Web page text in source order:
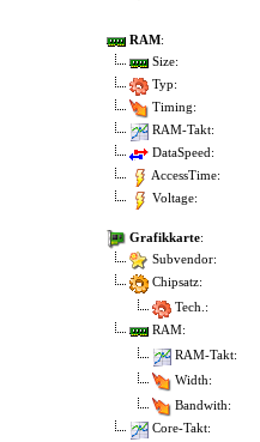
RAM:
Size:
Typ:
Timing:
RAM-Takt:
DataSpeed:
AccessTime:
Voltage:
Grafikkarte:
Subvendor:
Chipsatz:
Tech.:
RAM:
RAM-Takt:
Width:
Bandwith:
Core-Takt: